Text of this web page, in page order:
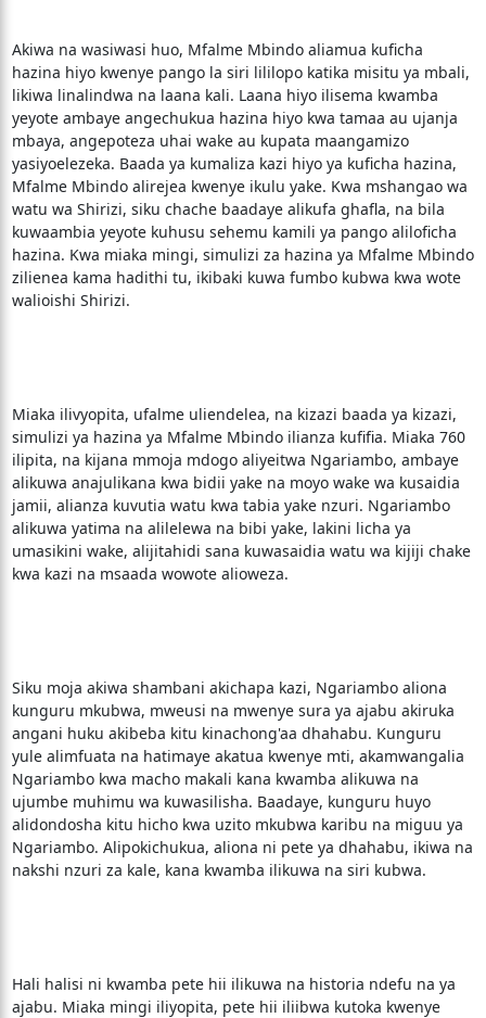
Akiwa na wasiwasi huo, Mfalme Mbindo aliamua kuficha
hazina hiyo kwenye pango la siri lililopo katika misitu ya mbali,
likiwa linalindwa na laana kali. Laana hiyo ilisema kwamba
yeyote ambaye angechukua hazina hiyo kwa tamaa au ujanja
mbaya, angepoteza uhai wake au kupata maangamizo
yasiyoelezeka. Baada ya kumaliza kazi hiyo ya kuficha hazina,
Mfalme Mbindo alirejea kwenye ikulu yake. Kwa mshangao wa
watu wa Shirizi, siku chache baadaye alikufa ghafla, na bila
kuwaambia yeyote kuhusu sehemu kamili ya pango aliloficha
hazina. Kwa miaka mingi, simulizi za hazina ya Mfalme Mbindo
zilienea kama hadithi tu, ikibaki kuwa fumbo kubwa kwa wote
walioishi Shirizi.
Miaka ilivyopita, ufalme uliendelea, na kizazi baada ya kizazi,
simulizi ya hazina ya Mfalme Mbindo ilianza kufifia. Miaka 760
ilipita, na kijana mmoja mdogo aliyeitwa Ngariambo, ambaye
alikuwa anajulikana kwa bidii yake na moyo wake wa kusaidia
jamii, alianza kuvutia watu kwa tabia yake nzuri. Ngariambo
alikuwa yatima na alilelewa na bibi yake, lakini licha ya
umasikini wake, alijitahidi sana kuwasaidia watu wa kijiji chake
kwa kazi na msaada wowote alioweza.
Siku moja akiwa shambani akichapa kazi, Ngariambo aliona
kunguru mkubwa, mweusi na mwenye sura ya ajabu akiruka
angani huku akibeba kitu kinachong'aa dhahabu. Kunguru
yule alimfuata na hatimaye akatua kwenye mti, akamwangalia
Ngariambo kwa macho makali kana kwamba alikuwa na
ujumbe muhimu wa kuwasilisha. Baadaye, kunguru huyo
alidondosha kitu hicho kwa uzito mkubwa karibu na miguu ya
Ngariambo. Alipokichukua, aliona ni pete ya dhahabu, ikiwa na
nakshi nzuri za kale, kana kwamba ilikuwa na siri kubwa.
Hali halisi ni kwamba pete hii ilikuwa na historia ndefu na ya
ajabu. Miaka mingi iliyopita, pete hii iliibwa kutoka kwenye